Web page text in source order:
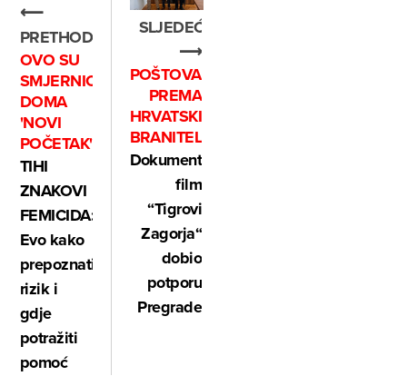
⟵
PRETHODNO
OVO SU
SMJERNICE
DOMA
'NOVI
POČETAK'
TIHI
ZNAKOVI
FEMICIDA:
Evo kako
prepoznati
rizik i
gdje
potražiti
pomoć
SLJEDEĆE
⟶
POŠTOVANJE
PREMA
HRVATSKIM
BRANITELJIMA
Dokumentarni
film
“Tigrovi
Zagorja“
dobio
potporu
Pregrade